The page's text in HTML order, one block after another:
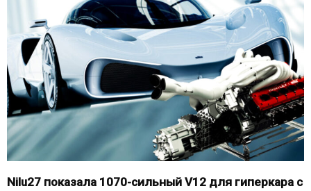
Nilu27 показала 1070-сильный V12 для гиперкара с